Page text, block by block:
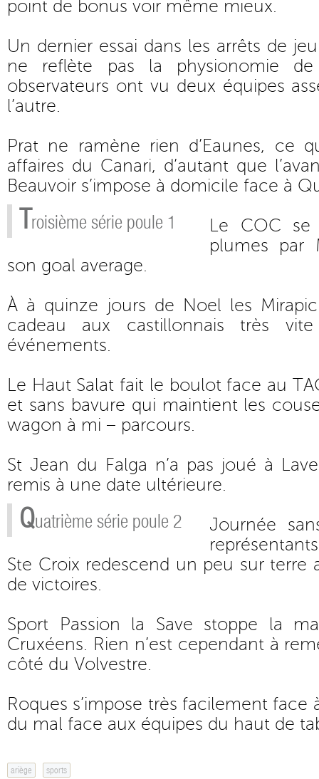
point de bonus voir même mieux.
Un dernier essai dans les arrêts de
ne reflète pas la physionomie
observateurs ont vu deux équipes
l’autre.
Prat ne ramène rien d’Eaunes, ce
affaires du Canari, d’autant que
Beauvoir s’impose à domicile face à
Troisième série poule 1
Le COC
plumes par
son goal average.
À à quinze jours de Noel les
cadeau aux castillonnais très
événements.
Le Haut Salat fait le boulot face au
et sans bavure qui maintient les
wagon à mi – parcours.
St Jean du Falga n’a pas joué à
remis à une date ultérieure.
Quatrième série poule 2
Journée
Ste Croix redescend un peu sur terre
de victoires.
Sport Passion la Save stoppe la
Cruxéens. Rien n’est cependant à
côté du Volvestre.
Roques s’impose très facilement face
du mal face aux équipes du haut de
ariège sports